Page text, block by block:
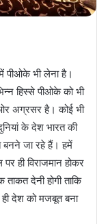
पीओके भी लेना है।
हिस्से पीओके को भी
अग्रसर है। कोई भी
के देश भारत की
बनने जा रहे हैं। हमें
ही विराजमान होकर
देनी होगी ताकि
देश को मजबूत बना